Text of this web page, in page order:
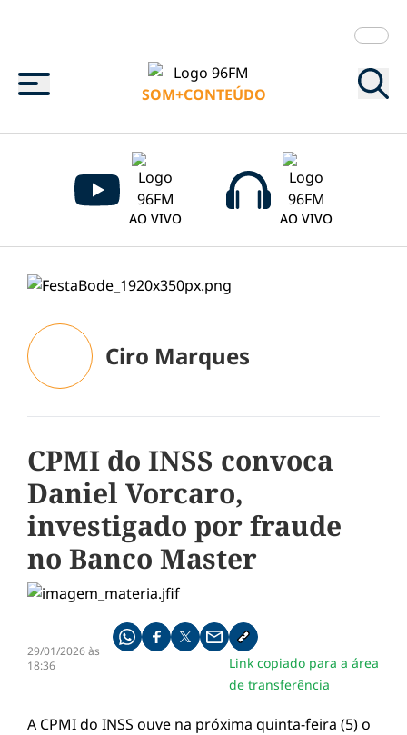
Menu
SOM+CONTEÚDO
AO VIVO AO VIVO
Ciro Marques
CPMI do INSS convoca
Daniel Vorcaro,
investigado por fraude
no Banco Master
29/01/2026 às
18:36
Compartilhe pelo whatsapp
Compartilhar no facebook
Compartilhar no twitter
Compartilhe pelo email
Copiar link da notícia
Link copiado para a área
de transferência
A CPMI do INSS ouve na próxima quinta-feira (5) o